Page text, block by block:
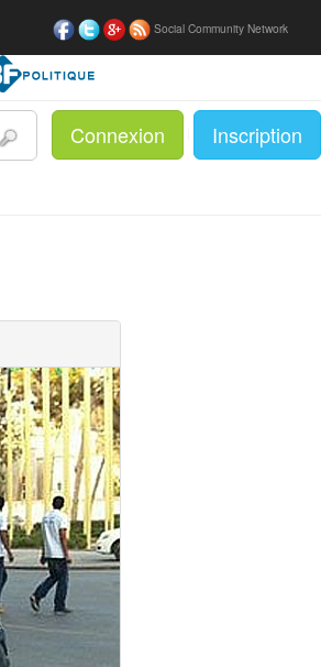
Connexion Inscription
Social Community Network